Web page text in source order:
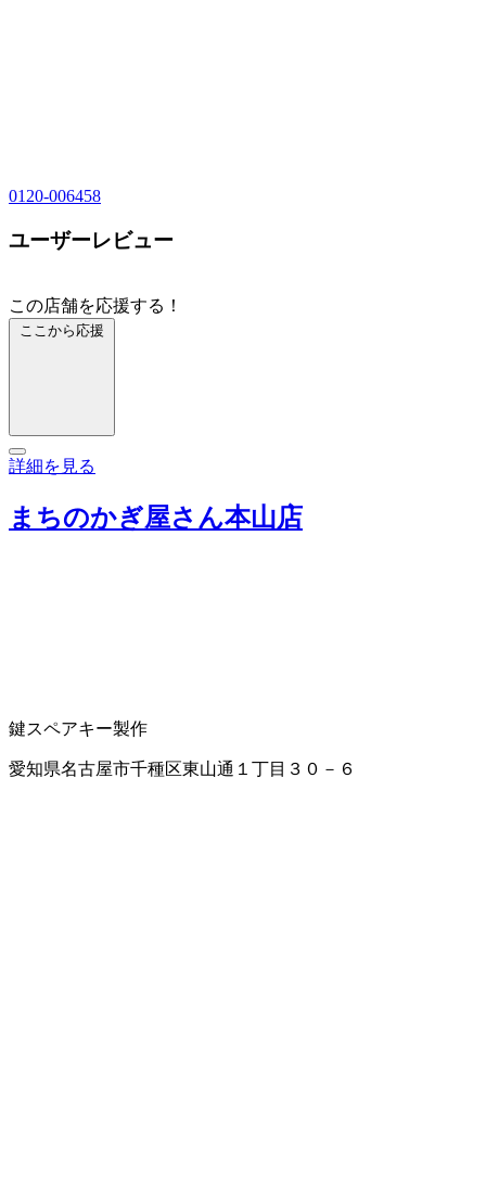
0120-006458
ユーザーレビュー
この店舗を応援する！
ここから応援
詳細を見る
まちのかぎ屋さん本山店
鍵スペアキー製作
愛知県名古屋市千種区東山通１丁目３０－６